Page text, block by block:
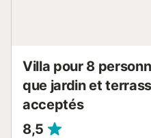
Villa pour 8
que jardin et
acceptés
8,5